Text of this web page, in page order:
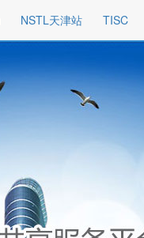
NSTL天津站 TISC